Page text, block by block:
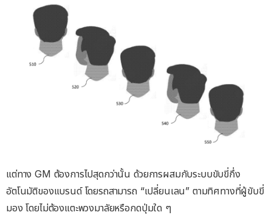
แต่ทาง GM ต้องการไปสุดกว่านั้น ด้วยการผสมกับระบบขับขี่กึ่ง
อัตโนมัติของแบรนด์ โดยรถสามารถ “เปลี่ยนเลน” ตามทิศทางที่ผู้ขับขี่
มอง โดยไม่ต้องแตะพวงมาลัยหรือกดปุ่มใด ๆ